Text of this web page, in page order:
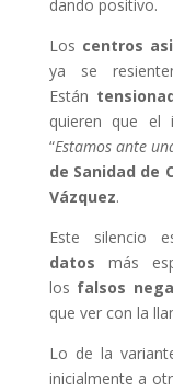
dando positivo.
Los centros
ya se
Están
quieren que el
“Estamos ante
de Sanidad de
Vázquez.
Este silencio
datos más
los falsos
que ver con la
Lo de la
inicialmente a